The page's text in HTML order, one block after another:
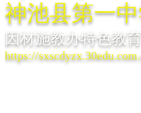
神池县第一
因材施教办特色教
https://